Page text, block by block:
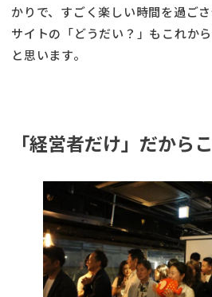
かりで、すごく楽しい時間を過ごさ
サイトの「どうだい？」もこれか
と思います。
「経営者だけ」だから